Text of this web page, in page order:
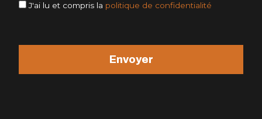
J'ai lu et compris la politique de confidentialité
Envoyer